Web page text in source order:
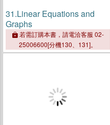
31.Linear Equations and
Graphs
若需訂購本書，請電洽客服 02-
25006600[分機130、131]。